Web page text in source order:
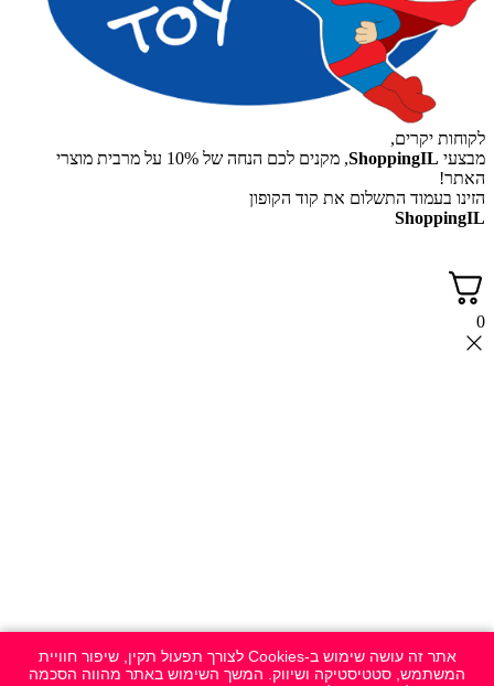
אתר זה עושה שימוש ב-Cookies לצורך תפעול תקין, שיפור חוויית
המשתמש, סטטיסטיקה ושיווק. המשך השימוש באתר מהווה הסכמה
לקוחות יקרים,
מבצעי ShoppingIL
, מקנים לכם הנחה של 10% על מרבית מוצרי
האתר!
הזינו בעמוד התשלום את קוד הקופון
ShoppingIL
0